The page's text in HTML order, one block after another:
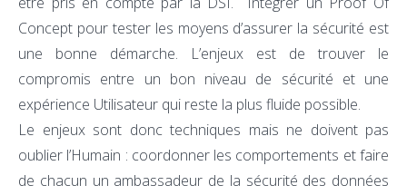
Concept pour tester les moyens d’assurer la sécurité est
une bonne démarche. L’enjeux est de trouver le
compromis entre un bon niveau de sécurité et une
expérience Utilisateur qui reste la plus fluide possible.
Le enjeux sont donc techniques mais ne doivent pas
oublier l’Humain : coordonner les comportements et faire
de chacun un ambassadeur de la sécurité des données